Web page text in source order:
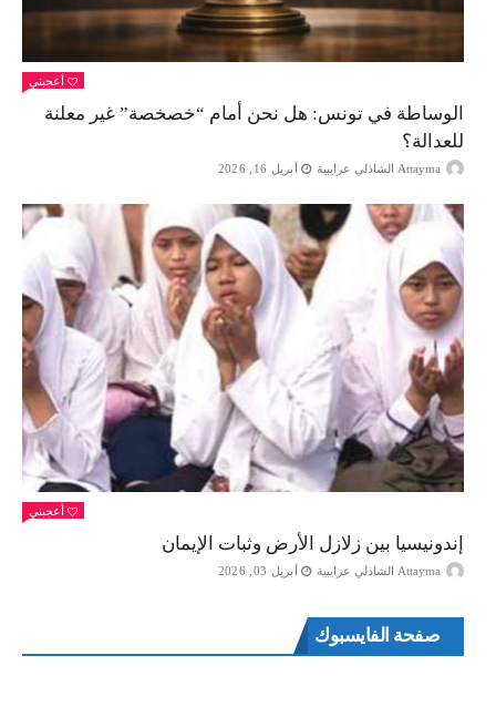
أعجبني
الوساطة في تونس: هل نحن أمام “خصخصة” غير معلنة
للعدالة؟
Attayma الشاذلي عرايبية أبريل 16, 2026
أعجبني
إندونيسيا بين زلازل الأرض وثبات الإيمان
Attayma الشاذلي عرايبية أبريل 03, 2026
صفحة الفايسبوك